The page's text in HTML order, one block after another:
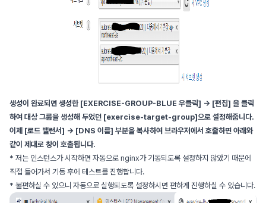
생성이 완료되면 생성한 [EXERCISE-GROUP-BLUE 우클릭] -> [편집] 을 클릭
하여 대상 그룹을 생성해 두었던 [exercise-target-group]으로 설정해줍니다.
이제 [로드 밸런서] -> [DNS 이름] 부분을 복사하여 브라우저에서 호출하면 아래와
같이 제대로 창이 호출됩니다.
* 저는 인스턴스가 시작하면 자동으로 nginx가 기동되도록 설정하지 않았기 때문에
직접 들어가서 기동 후에 테스트를 진행합니다.
* 불편하실 수 있으니 자동으로 실행되도록 설정하시면 편하게 진행하실 수 있습니다.